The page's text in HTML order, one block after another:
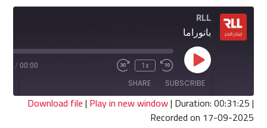
RLL
بانوراما
Play
Episode
Rewind
10
Seconds
1x
Fast
seconds
00:00
/
SUBSCRIBE
SHARE
SHARE
Download file| Play in new window| Duration: 00:31:25|
Recorded on 17-09-2025